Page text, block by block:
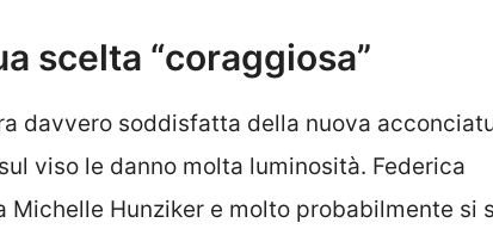
scelta “coraggiosa”
davvero soddisfatta della nuova
viso le danno molta luminosità. Federica
Hunziker e molto probabilmente si